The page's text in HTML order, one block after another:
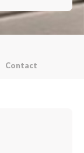
Contact